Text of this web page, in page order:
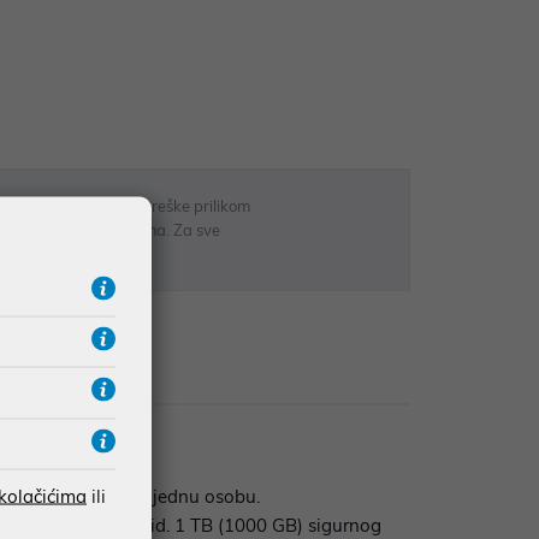
opisu proizvoda, greške prilikom
odgovarati artiklima. Za sve
Recenzije
za jednu osobu.
Android. 1 TB (1000 GB) sigurnog
ili